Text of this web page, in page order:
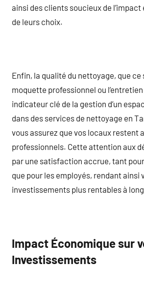
ainsi des clients soucieux de
de leurs choix.
Enfin, la qualité du nettoyage, que
moquette professionnel ou
indicateur clé de la gestion d’un
dans des services de nettoyage en
vous assurez que vos locaux restent
professionnels. Cette attention aux
par une satisfaction accrue, tant
que pour les employés, rendant ainsi
investissements plus rentables à
Impact Économique sur
Investissements